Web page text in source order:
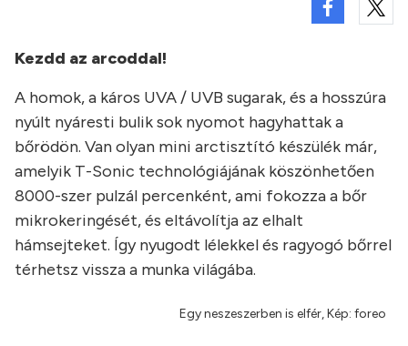
Kezdd az arcoddal!
A homok, a káros UVA / UVB sugarak, és a hosszúra
nyúlt nyáresti bulik sok nyomot hagyhattak a
bőrödön. Van olyan mini arctisztító készülék már,
amelyik T-Sonic technológiájának köszönhetően
8000-szer pulzál percenként, ami fokozza a bőr
mikrokeringését, és eltávolítja az elhalt
hámsejteket. Így nyugodt lélekkel és ragyogó bőrrel
térhetsz vissza a munka világába.
Egy neszeszerben is elfér, Kép: foreo